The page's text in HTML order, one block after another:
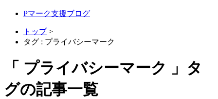
Pマーク支援ブログ
トップ>
タグ : プライバシーマーク
「 プライバシーマーク
」タ
グの記事一覧